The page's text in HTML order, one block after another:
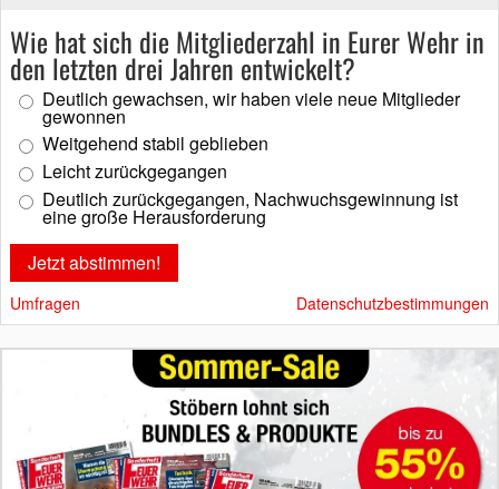
Wie hat sich die Mitgliederzahl in Eurer Wehr in
den letzten drei Jahren entwickelt?
Deutlich gewachsen, wir haben viele neue Mitglieder
gewonnen
Weitgehend stabil geblieben
Leicht zurückgegangen
Deutlich zurückgegangen, Nachwuchsgewinnung ist
eine große Herausforderung
Umfragen Datenschutzbestimmungen